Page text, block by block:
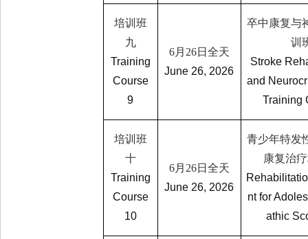
培训班
九
Training
Course
9
6月 26日全天
June 26, 2026
卒中康复与
训
Stroke
and
Training
培训班
十
Training
Course
10
6月 26日全天
June 26, 2026
青少年特发
康复治
nt for
athic